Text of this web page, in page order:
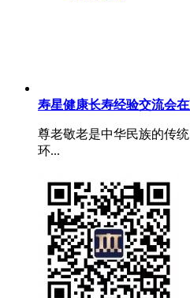
寿星健康长寿经验交流会
尊老敬老是中华民族的传
环...